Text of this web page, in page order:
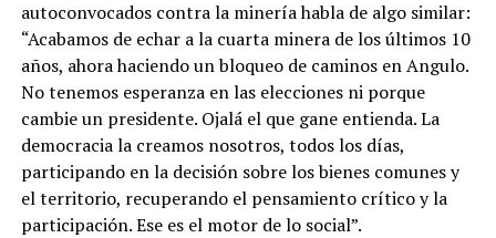
autoconvocados contra la minería habla de algo similar:
“Acabamos de echar a la cuarta minera de los últimos 10
años, ahora haciendo un bloqueo de caminos en Angulo.
No tenemos esperanza en las elecciones ni porque
cambie un presidente. Ojalá el que gane entienda. La
democracia la creamos nosotros, todos los días,
participando en la decisión sobre los bienes comunes y
el territorio, recuperando el pensamiento crítico y la
participación.Ese es el motor de lo social”.